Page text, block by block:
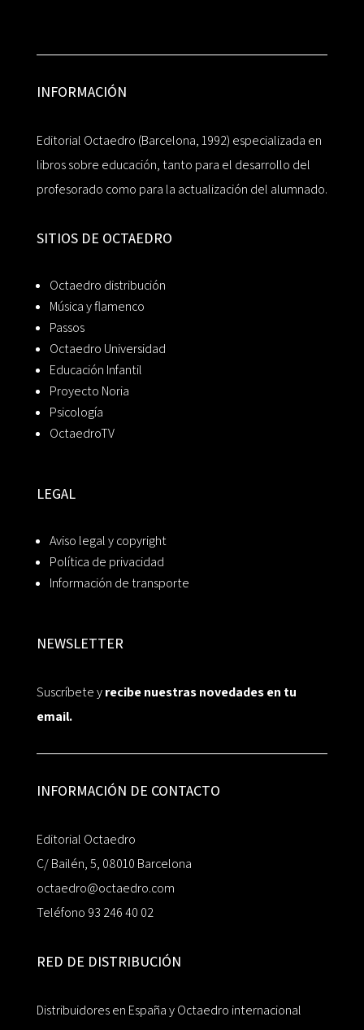
INFORMACIÓN
Editorial Octaedro (Barcelona, 1992) especializada en
libros sobre educación, tanto para el desarrollo del
profesorado como para la actualización del alumnado.
SITIOS DE OCTAEDRO
Octaedro distribución
Música y flamenco
Passos
Octaedro Universidad
Educación Infantil
Proyecto Noria
Psicología
OctaedroTV
LEGAL
Aviso legal y copyright
Política de privacidad
Información de transporte
NEWSLETTER
Suscríbete yrecibe nuestras novedades en tu
email.
INFORMACIÓN DE CONTACTO
Editorial Octaedro
C/ Bailén, 5, 08010 Barcelona
octaedro@octaedro.com
Teléfono 93 246 40 02
RED DE DISTRIBUCIÓN
Distribuidores en España y Octaedro internacional